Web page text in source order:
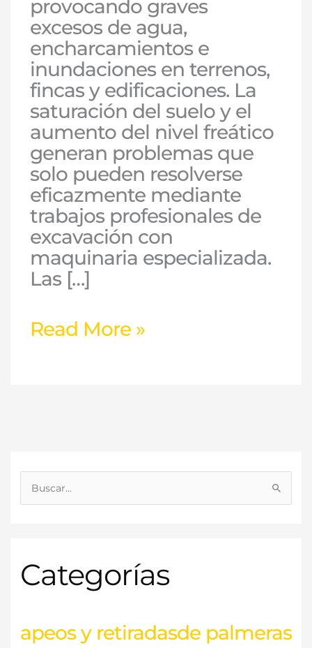
provocando graves
excesos de agua,
encharcamientos e
inundaciones en terrenos,
fincas y edificaciones. La
saturación del suelo y el
aumento del nivel freático
generan problemas que
solo pueden resolverse
eficazmente mediante
trabajos profesionales de
excavación con
maquinaria especializada.
Las […]
Read More »
a
r
Categorías
apeos y retiradasde palmeras